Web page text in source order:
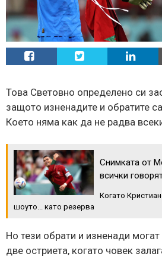
Това Световно определено си
защото изненадите и обратите
Което няма как да не радва
Снимката от
всички
Когато
шоуто... като резерва
Но тези обрати и изненади
две остриета, когато човек